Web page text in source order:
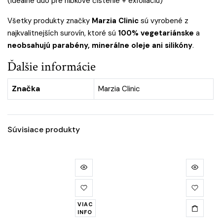
Všetky produkty značky Marzia Clinic sú vyrobené z
najkvalitnejších surovín, ktoré sú 100% vegetariánske a
neobsahujú parabény, minerálne oleje ani silikóny.
Ďalšie informácie
Značka Marzia Clinic
Súvisiace produkty
VIAC
INFO